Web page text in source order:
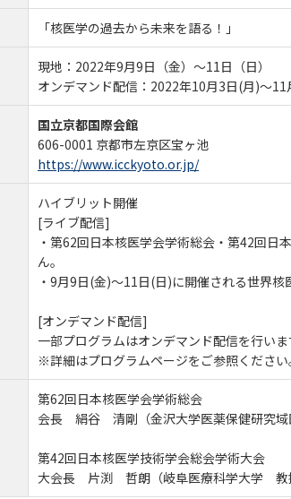
「核医学の過去から未来を語る！」
現地：2022年9月9日（金）～11日（日）
オンデマンド配信：2022年10月3日(月)～11
国立京都国際会館
606-0001 京都市左京区宝ヶ池
https://www.icckyoto.or.jp/
ハイブリット開催
[ライブ配信]
・第62回日本核医学会学術総会・第42回日
ん。
・9月9日(金)～11日(日)に開催される世界
[オンデマンド配信]
一部プログラムはオンデマンド配信を行いま
※詳細はプログラムページをご参照ください
第62回日本核医学会学術総会
会長 絹谷 清剛（金沢大学医薬保健研究域
第42回日本核医学技術学会総会学術大会
大会長 片渕 哲朗（岐阜医療科学大学 教